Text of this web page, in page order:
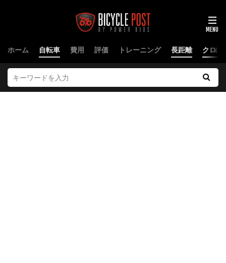
ホーム 自転車 費用 評価 トレーニング 長距離 クロス